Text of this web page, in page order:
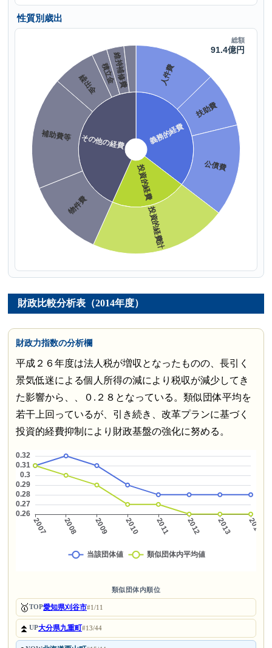
性質別歳出
財政比較分析表（2014年度）
財政力指数の分析欄
平成２６年度は法人税が増収となったものの、長引く
景気低迷による個人所得の減により税収が減少してき
た影響から、、０.２８となっている。類似団体平均を
若干上回っているが、引き続き、改革プランに基づく
投資的経費抑制により財政基盤の強化に努める。
類似団体内順位
🥇TOP愛知県刈谷市#1/11
⏫UP大分県九重町#13/44